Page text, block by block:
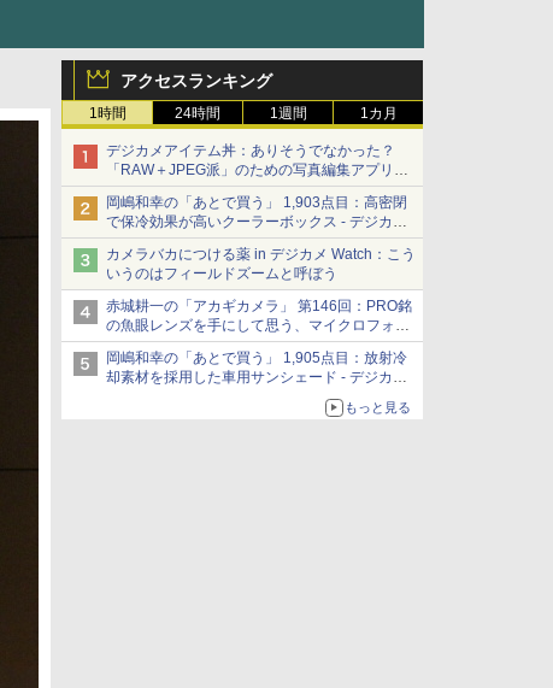
アクセスランキング
1時間 24時間 1週間 1カ月
デジカメアイテム丼：ありそうでなかった？
「RAW＋JPEG派」のための写真編集アプリ
カメラデフォルトのJPEGを大切にする
「Filmator」
岡嶋和幸の「あとで買う」 1,903点目：高密閉
で保冷効果が高いクーラーボックス - デジカメ
Watch
カメラバカにつける薬 in デジカメ Watch：こう
いうのはフィールドズームと呼ぼう
赤城耕一の「アカギカメラ」 第146回：PRO銘
の魚眼レンズを手にして思う、マイクロフォー
サーズへの期待と可能性
岡嶋和幸の「あとで買う」 1,905点目：放射冷
却素材を採用した車用サンシェード - デジカメ
もっと見る